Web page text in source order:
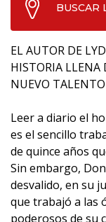
BUSCAR
EL AUTOR DE
HISTORIA LLENA
NUEVO
Leer a diario el
es el sencillo
de quince años
Sin embargo,
desvalido, en su
que trabajó a las
poderosos de su